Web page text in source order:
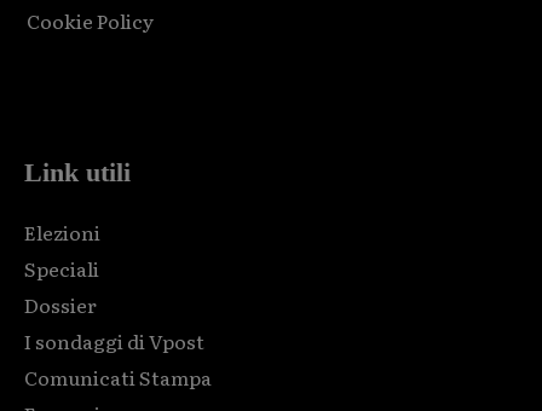
Cookie Policy
Link utili
Elezioni
Speciali
Dossier
I sondaggi di Vpost
Comunicati Stampa